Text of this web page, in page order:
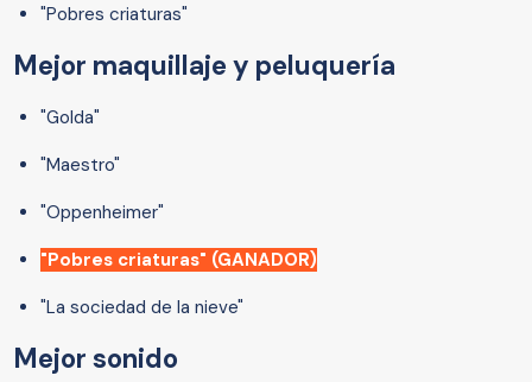
"Pobres criaturas"
Mejor maquillaje y peluquería
"Golda"
"Maestro"
"Oppenheimer"
"Pobres criaturas" (GANADOR)
"La sociedad de la nieve"
Mejor sonido